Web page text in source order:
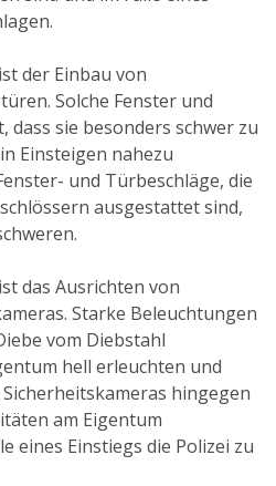
der Einbau von
Solche Fenster und
sie besonders schwer zu
Einsteigen nahezu
und Türbeschläge, die
ausgestattet sind,
das Ausrichten von
Starke Beleuchtungen
vom Diebstahl
hell erleuchten und
hingegen
am Eigentum
eines Einstiegs die Polizei zu